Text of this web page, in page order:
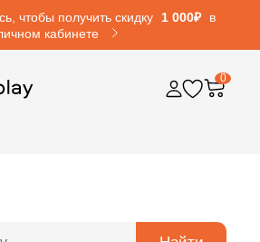
чтобы получить скидку 1 000₽
в
кабинете
0